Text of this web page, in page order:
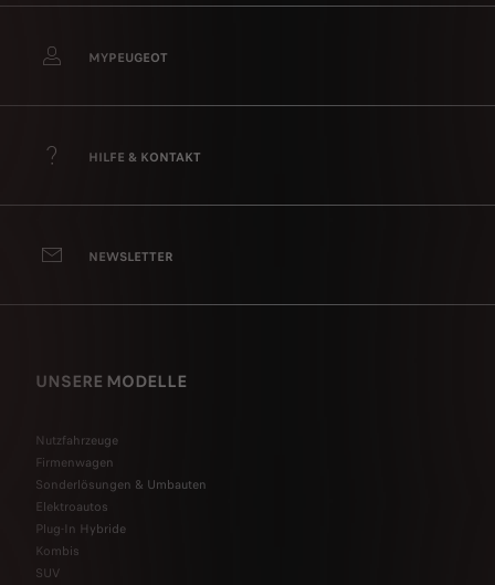
MYPEUGEOT
HILFE & KONTAKT
NEWSLETTER
UNSERE MODELLE
Nutzfahrzeuge
Firmenwagen
Sonderlösungen & Umbauten
Elektroautos
Plug-In Hybride
Kombis
SUV